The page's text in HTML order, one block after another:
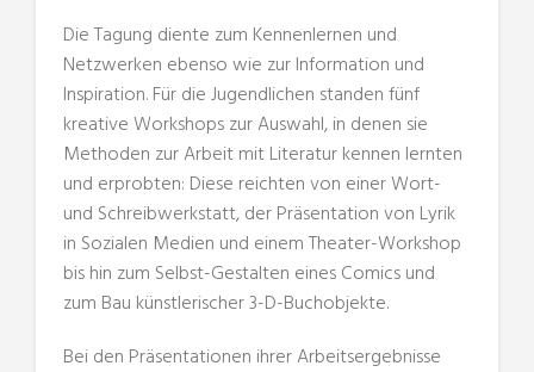
Die Tagung diente zum Kennenlernen und
Netzwerken ebenso wie zur Information und
Inspiration. Für die Jugendlichen standen fünf
kreative Workshops zur Auswahl, in denen sie
Methoden zur Arbeit mit Literatur kennen lernten
und erprobten: Diese reichten von einer Wort-
und Schreibwerkstatt, der Präsentation von Lyrik
in Sozialen Medien und einem Theater-Workshop
bis hin zum Selbst-Gestalten eines Comics und
zum Bau künstlerischer 3-D-Buchobjekte.
Bei den Präsentationen ihrer Arbeitsergebnisse